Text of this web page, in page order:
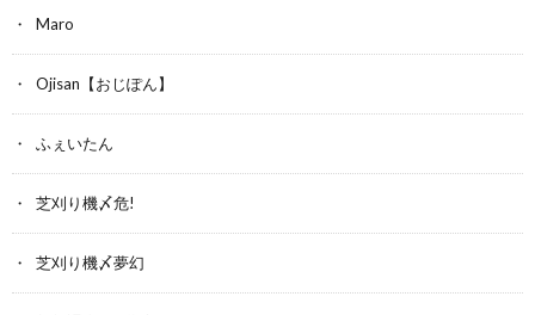
Maro
Ojisan【おじぽん】
ふぇいたん
芝刈り機〆危!
芝刈り機〆夢幻